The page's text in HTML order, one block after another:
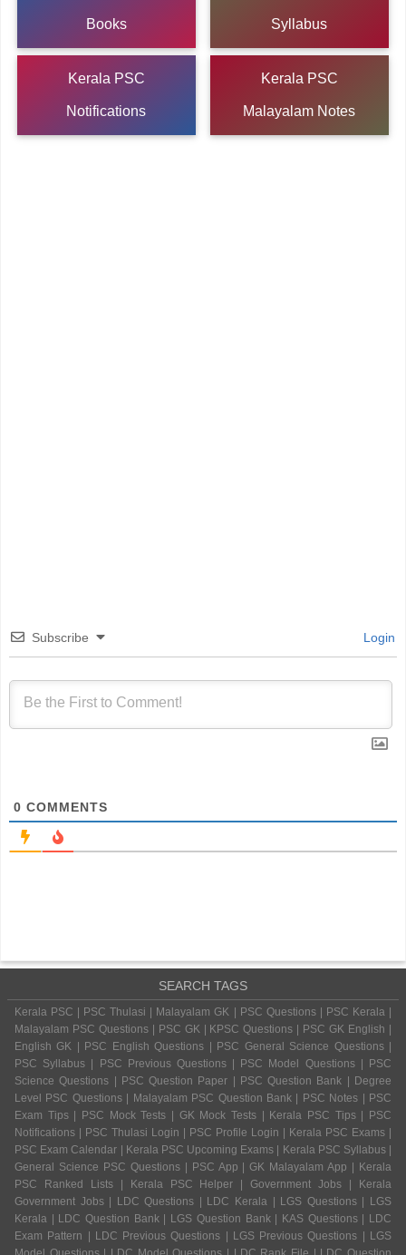
Books Syllabus
Kerala PSC
Notifications
Kerala PSC
Malayalam Notes
Subscribe Login
0 COMMENTS
SEARCH TAGS
Kerala PSC | PSC Thulasi | Malayalam GK | PSC Questions | PSC Kerala |
Malayalam PSC Questions | PSC GK | KPSC Questions | PSC GK English |
English GK | PSC English Questions | PSC General Science Questions |
PSC Syllabus | PSC Previous Questions | PSC Model Questions | PSC
Science Questions | PSC Question Paper | PSC Question Bank | Degree
Level PSC Questions | Malayalam PSC Question Bank | PSC Notes | PSC
Exam Tips | PSC Mock Tests | GK Mock Tests | Kerala PSC Tips | PSC
Notifications | PSC Thulasi Login | PSC Profile Login | Kerala PSC Exams |
PSC Exam Calendar | Kerala PSC Upcoming Exams | Kerala PSC Syllabus |
General Science PSC Questions | PSC App | GK Malayalam App | Kerala
PSC Ranked Lists | Kerala PSC Helper | Government Jobs | Kerala
Government Jobs | LDC Questions | LDC Kerala | LGS Questions | LGS
Kerala | LDC Question Bank | LGS Question Bank | KAS Questions | LDC
Exam Pattern | LDC Previous Questions | LGS Previous Questions | LGS